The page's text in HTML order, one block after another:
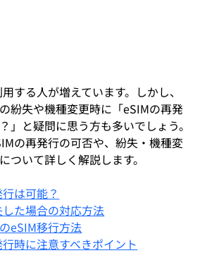
する人が増えています。しかし、
紛失や機種変更時に「eSIMの再発
」と疑問に思う方も多いでしょう。
の再発行の可否や、紛失・機種変
ついて詳しく解説します。
は可能？
た場合の対応方法
eSIM移行方法
時に注意すべきポイント